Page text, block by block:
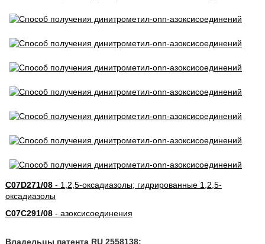
C07D271/08- 1,2,5-оксадиазолы; гидрированные 1,2,5-
оксадиазолы
C07C291/08- азоксисоединения
Владельцы патента RU 2558138: